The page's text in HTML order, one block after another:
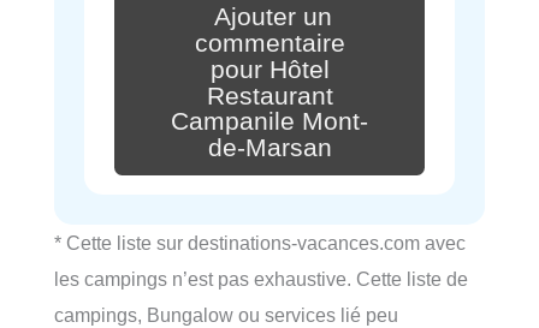
Ajouter un
commentaire
pour Hôtel
Restaurant
Campanile Mont-
de-Marsan
* Cette liste sur destinations-vacances.com avec
les campings n’est pas exhaustive. Cette liste de
campings, Bungalow ou services lié peu